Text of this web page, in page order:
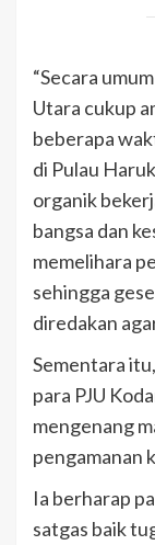
“Secara
Utara cukup
beberapa
di Pulau
organik
bangsa dan
memelihara
sehingga
diredakan
Sementara
para PJU
mengenang
pengamanan
Ia berharap
satgas baik